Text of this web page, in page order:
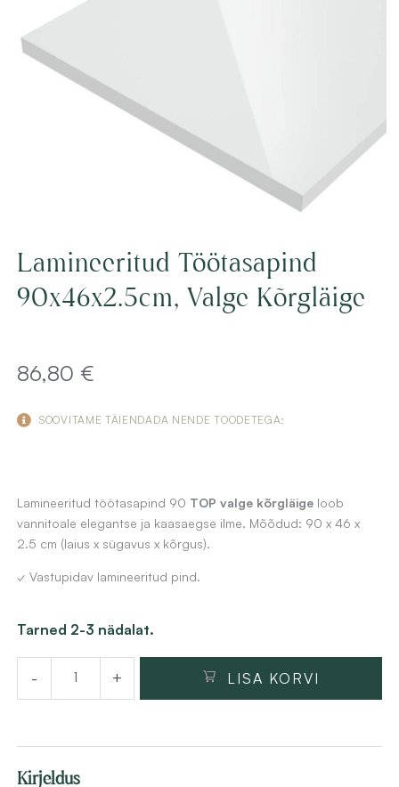
Lamineeritud Töötasapind
90x46x2.5cm, Valge Kõrgläige
86,80 €
SOOVITAME TÄIENDADA NENDE TOODETEGA:
Lamineeritud töötasapind 90 TOP valge kõrgläige loob
vannitoale elegantse ja kaasaegse ilme. Mõõdud: 90 x 46 x
2.5 cm (laius x sügavus x kõrgus).
✓ Vastupidav lamineeritud pind.
Tarned 2-3 nädalat.
-
Lamineeritud
töötasapind
90x46x2.5cm,
valge
+ LISA KORVI
Kirjeldus